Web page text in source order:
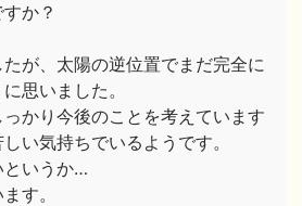
か？
が、太陽の逆位置でまだ完全に
思いました。
かり今後のことを考えています
い気持ちでいるようです。
というか…
す。